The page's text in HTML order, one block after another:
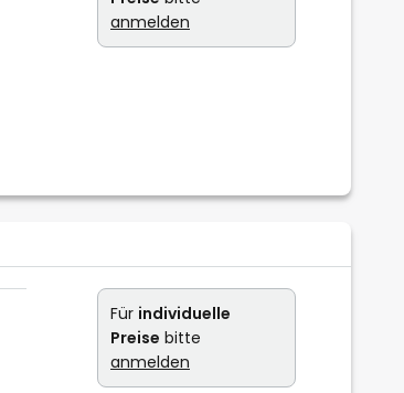
anmelden
Für individuelle
Preise bitte
anmelden